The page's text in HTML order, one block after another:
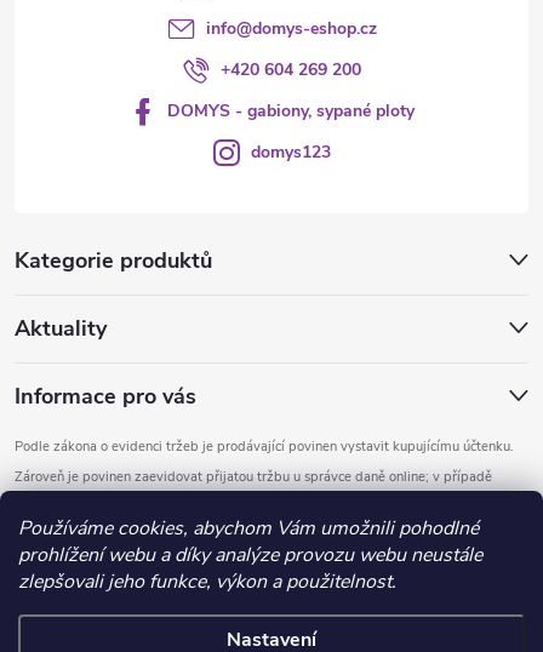
Používáme cookies, abychom Vám umožnili pohodlné
prohlížení webu a díky analýze provozu webu neustále
zlepšovali jeho funkce, výkon a použitelnost.
Nastavení
Kategorie produktů
Aktuality
Informace pro vás
Podle zákona o evidenci tržeb je prodávající povinen vystavit kupujícímu účtenku.
Zároveň je povinen zaevidovat přijatou tržbu u správce daně online; v případě
info@domys-eshop.cz
+420 604 269 200
DOMYS - gabiony, sypané ploty
domys123
Copyright 2026DOMYS. Všechna práva vyhrazena.